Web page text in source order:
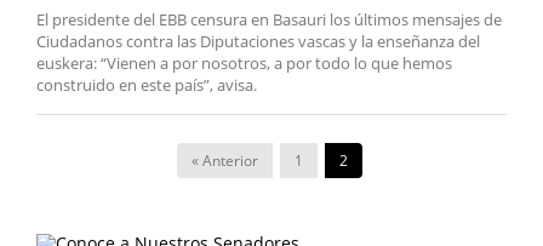
El presidente del EBB censura en Basauri los últimos mensajes de
Ciudadanos contra las Diputaciones vascas y la enseñanza del
euskera: “Vienen a por nosotros, a por todo lo que hemos
construido en este país”, avisa.
« Anterior 1 2